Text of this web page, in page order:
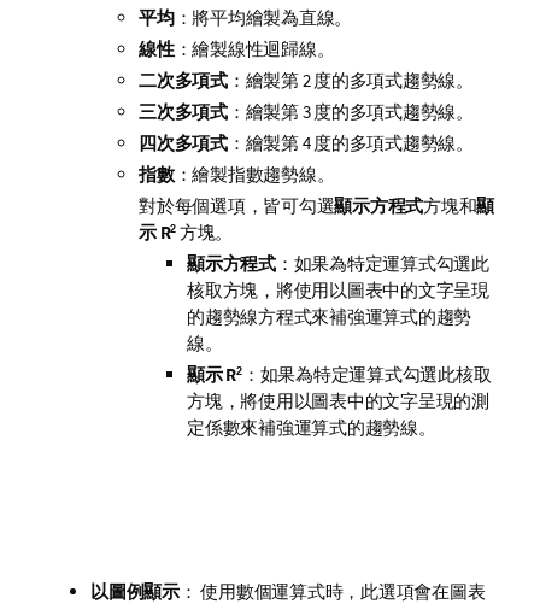
平均：將平均繪製為直線。
線性：繪製線性迴歸線。
二次多項式：繪製第 2 度的多項式趨勢線。
三次多項式：繪製第 3 度的多項式趨勢線。
四次多項式：繪製第 4 度的多項式趨勢線。
指數：繪製指數趨勢線。
對於每個選項，皆可勾選顯示方程式方塊和顯
示 R2 方塊。
顯示方程式：如果為特定運算式勾選此
核取方塊，將使用以圖表中的文字呈現
的趨勢線方程式來補強運算式的趨勢
線。
顯示 R2：如果為特定運算式勾選此核取
方塊，將使用以圖表中的文字呈現的測
定係數來補強運算式的趨勢線。
以圖例顯示： 使用數個運算式時，此選項會在圖表